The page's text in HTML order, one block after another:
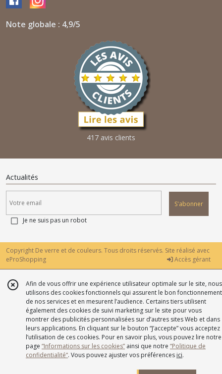
Note globale : 4,9/5
417 avis clients
Actualités
S'abonner
Je ne suis pas un robot
Copyright De verre et de couleurs. Tous droits réservés. Site réalisé avec
eProShopping
Accès gérant
Afin de vous offrir une expérience utilisateur optimale sur le site, nous
utilisons des cookies fonctionnels qui assurent le bon fonctionnement
de nos services et en mesurent l’audience. Certains tiers utilisent
également des cookies de suivi marketing sur le site pour vous
montrer des publicités personnalisées sur d’autres sites Web et dans
leurs applications. En cliquant sur le bouton “J’accepte” vous acceptez
l’utilisation de ces cookies. Pour en savoir plus, vous pouvez lire notre
page “Informations sur les cookies” ainsi que notre “Politique de
confidentialité“. Vous pouvez ajuster vos préférences ici.